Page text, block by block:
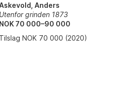
Anders
Utenfor grinden 1873
NOK 70 000–90 000
Tilslag NOK 70 000 (2020)